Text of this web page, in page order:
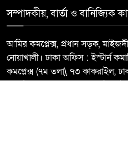
সম্পাদকীয়, বার্তা ও বানিজ্যিক
আমির কমপ্লেক্স, প্রধান সড়ক,
নোয়াখালী। ঢাকা অফিস : ইস্টার্ন
কমপ্লেক্স (৭ম তলা), ৭৩ কাকরাইল,